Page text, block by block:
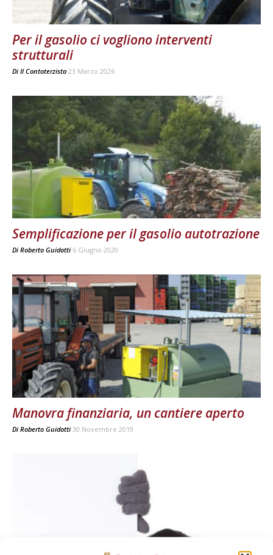
Per il gasolio ci vogliono interventi
strutturali
Di Il Contoterzista 23 Marzo 2026
Semplificazione per il gasolio autotrazione
Di Roberto Guidotti 6 Giugno 2020
Manovra finanziaria, un cantiere aperto
Di Roberto Guidotti 30 Novembre 2019